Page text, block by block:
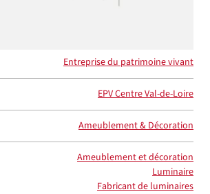
Entreprise du patrimoine vivant
EPV Centre Val-de-Loire
Ameublement & Décoration
Ameublement et décoration
Luminaire
Fabricant de luminaires